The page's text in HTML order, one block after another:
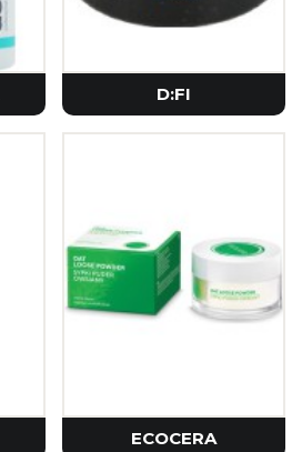
D:FI
ECOCERA